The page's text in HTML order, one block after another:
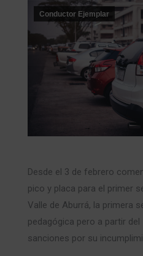
Conductor Ejemplar
Desde el 3 de febrero
pico y placa para el primer
Valle de Aburrá, la primera
pedagógica pero a partir
sanciones por su